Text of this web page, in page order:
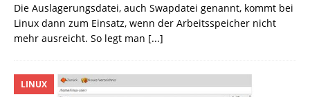
Die Auslagerungsdatei, auch Swapdatei genannt, kommt bei
Linux dann zum Einsatz, wenn der Arbeitsspeicher nicht
mehr ausreicht. So legt man [...]
LINUX